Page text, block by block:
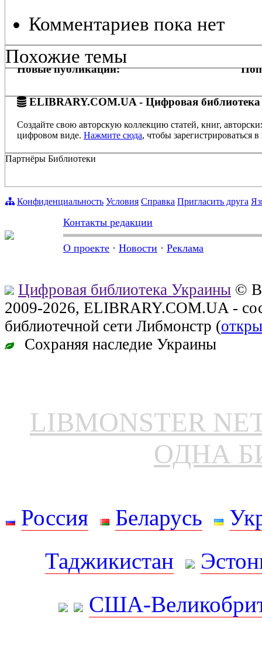
Комментариев пока нет
Похожие темы
Новые публикации:
ELIBRARY.COM.UA - Цифровая библиотека
Создайте свою авторскую коллекцию статей, книг,
цифровом виде. Нажмите сюда, чтобы зарегистрироваться в
Партнёры Библиотеки
Конфиденциальность Условия Справка Пригласить друга
Контакты редакции
О проекте · Новости · Реклама
Цифровая библиотека Украины ©
2009-2026, ELIBRARY.COM.UA -
библиотечной сети Либмонстр (
Сохраняя наследие Украины
LIBMONSTER
ОДНА
Россия Беларусь
Таджикистан
США-